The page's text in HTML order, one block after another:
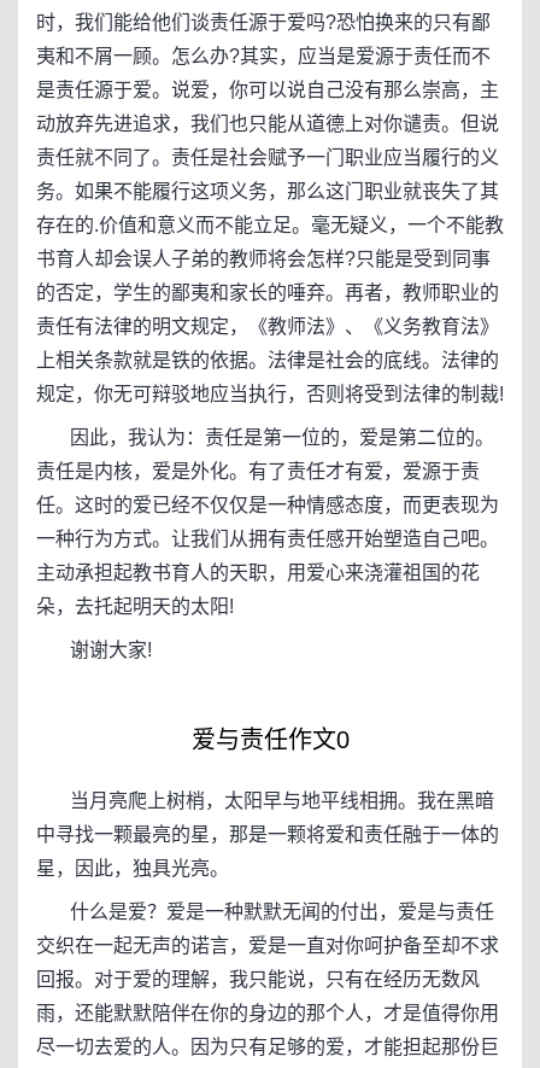
时，我们能给他们谈责任源于爱吗?恐怕换来的只有鄙
夷和不屑一顾。怎么办?其实，应当是爱源于责任而不
是责任源于爱。说爱，你可以说自己没有那么崇高，主
动放弃先进追求，我们也只能从道德上对你谴责。但说
责任就不同了。责任是社会赋予一门职业应当履行的义
务。如果不能履行这项义务，那么这门职业就丧失了其
存在的.价值和意义而不能立足。毫无疑义，一个不能教
书育人却会误人子弟的教师将会怎样?只能是受到同事
的否定，学生的鄙夷和家长的唾弃。再者，教师职业的
责任有法律的明文规定，《教师法》、《义务教育法》
上相关条款就是铁的依据。法律是社会的底线。法律的
规定，你无可辩驳地应当执行，否则将受到法律的制裁!
因此，我认为：责任是第一位的，爱是第二位的。
责任是内核，爱是外化。有了责任才有爱，爱源于责
任。这时的爱已经不仅仅是一种情感态度，而更表现为
一种行为方式。让我们从拥有责任感开始塑造自己吧。
主动承担起教书育人的天职，用爱心来浇灌祖国的花
朵，去托起明天的太阳!
谢谢大家!
爱与责任作文0
当月亮爬上树梢，太阳早与地平线相拥。我在黑暗
中寻找一颗最亮的星，那是一颗将爱和责任融于一体的
星，因此，独具光亮。
什么是爱？爱是一种默默无闻的付出，爱是与责任
交织在一起无声的诺言，爱是一直对你呵护备至却不求
回报。对于爱的理解，我只能说，只有在经历无数风
雨，还能默默陪伴在你的身边的那个人，才是值得你用
尽一切去爱的人。因为只有足够的爱，才能担起那份巨